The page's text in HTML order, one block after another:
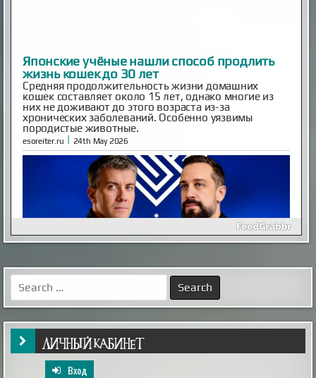
Японские учёные нашли способ продлить
жизнь кошек до 30 лет
Средняя продолжительность жизни домашних
кошек составляет около 15 лет, однако многие из
них не доживают до этого возраста из-за
хронических заболеваний. Особенно уязвимы
породистые животные.
esoreiter.ru | 24th May 2026
Inescapable is Live!
back! Inescapable is live. Episode One is streaming now.
Already an MU Plus+ subscriber? Your membership now
includes full access to Inescapable and exclusive Plus+
content at no extra cost. New to Plus+? Subscribe
before April 14th to unlock permanent dual access to
both Mysterious Univers...
|
Search
for:
ЛИЧНЫЙ КАБИНЕТ
Вход